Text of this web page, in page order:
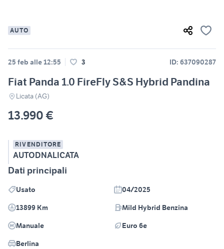
AUTO
25 feb alle 12:55 3 ID: 637090287
Fiat Panda 1.0 FireFly S&S Hybrid Pandina
Licata (AG)
13.990 €
RIVENDITORE
AUTODNALICATA
Dati principali
Usato
04/2025
13899 Km
Mild Hybrid Benzina
Manuale
Euro 6e
Berlina